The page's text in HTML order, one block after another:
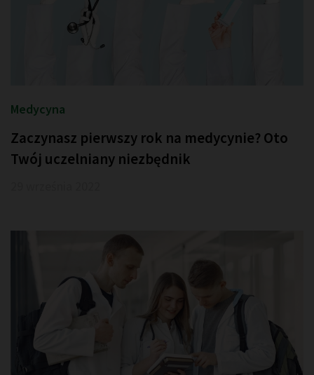
Medycyna
Zaczynasz pierwszy rok na medycynie? Oto
Twój uczelniany niezbędnik